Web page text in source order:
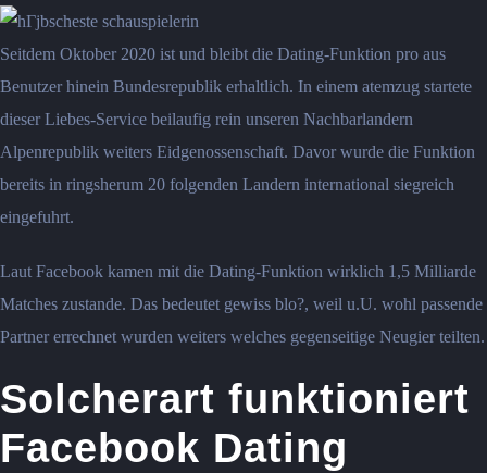
Seitdem Oktober 2020 ist und bleibt die Dating-Funktion pro aus
Benutzer hinein Bundesrepublik erhaltlich. In einem atemzug startete
dieser Liebes-Service beilaufig rein unseren Nachbarlandern
Alpenrepublik weiters Eidgenossenschaft. Davor wurde die Funktion
bereits in ringsherum 20 folgenden Landern international siegreich
eingefuhrt.
Laut Facebook kamen mit die Dating-Funktion wirklich 1,5 Milliarde
Matches zustande. Das bedeutet gewiss blo?, weil u.U. wohl passende
Partner errechnet wurden weiters welches gegenseitige Neugier teilten.
Solcherart funktioniert
Facebook Dating